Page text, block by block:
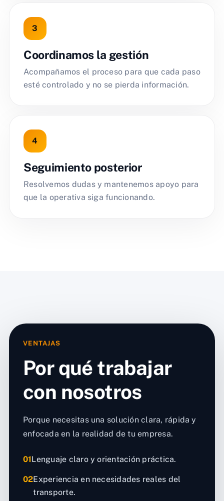
Coordinamos la gestión
Acompañamos el proceso para que cada paso
esté controlado y no se pierda información.
Seguimiento posterior
Resolvemos dudas y mantenemos apoyo para
que la operativa siga funcionando.
VENTAJAS
Por qué trabajar
con nosotros
Porque necesitas una solución clara, rápida y
enfocada en la realidad de tu empresa.
01Lenguaje claro y orientación práctica.
02Experiencia en necesidades reales del
transporte.